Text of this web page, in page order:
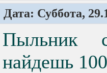
Дата: Суббота,
Пыльник
найдешь